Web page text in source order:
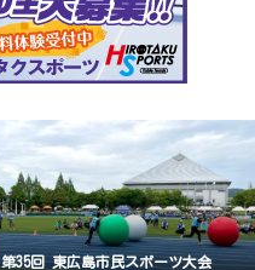
第35回 東広島市民スポーツ大会